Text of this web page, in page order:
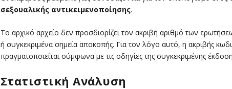
σεξουαλικής αντικειμενοποίησης.
Το αρχικό αρχείο δεν προσδιορίζει τον ακριβή αριθμό των
ή συγκεκριμένα σημεία αποκοπής. Για τον λόγο αυτό, η ακριβής
πραγματοποιείται σύμφωνα με τις οδηγίες της συγκεκριμένης
Στατιστική Ανάλυση